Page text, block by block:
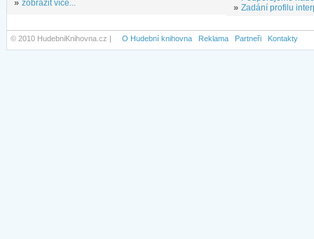
» zobrazit více...
» Zadání profilu
© 2010 HudebniKnihovna.cz | O Hudební knihovna Reklama Partneři Kontakty